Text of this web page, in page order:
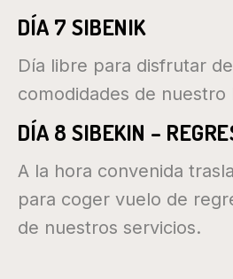
DÍA 7 SIBENIK
Día libre para disfrutar
comodidades de nuestro
DÍA 8 SIBEKIN –
A la hora convenida
para coger vuelo de
de nuestros servicios.